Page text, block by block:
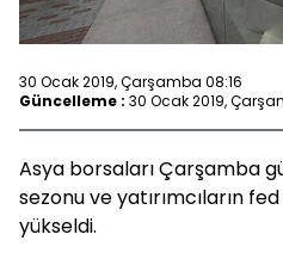
30 Ocak 2019, Çarşamba 08:16
Güncelleme : 30 Ocak 2019,
Asya borsaları Çarşamba
sezonu ve yatırımcıların
yükseldi.